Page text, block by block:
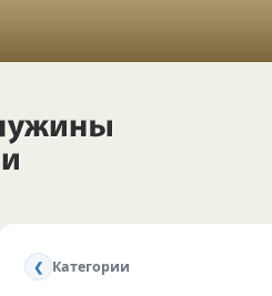
❮ Категории